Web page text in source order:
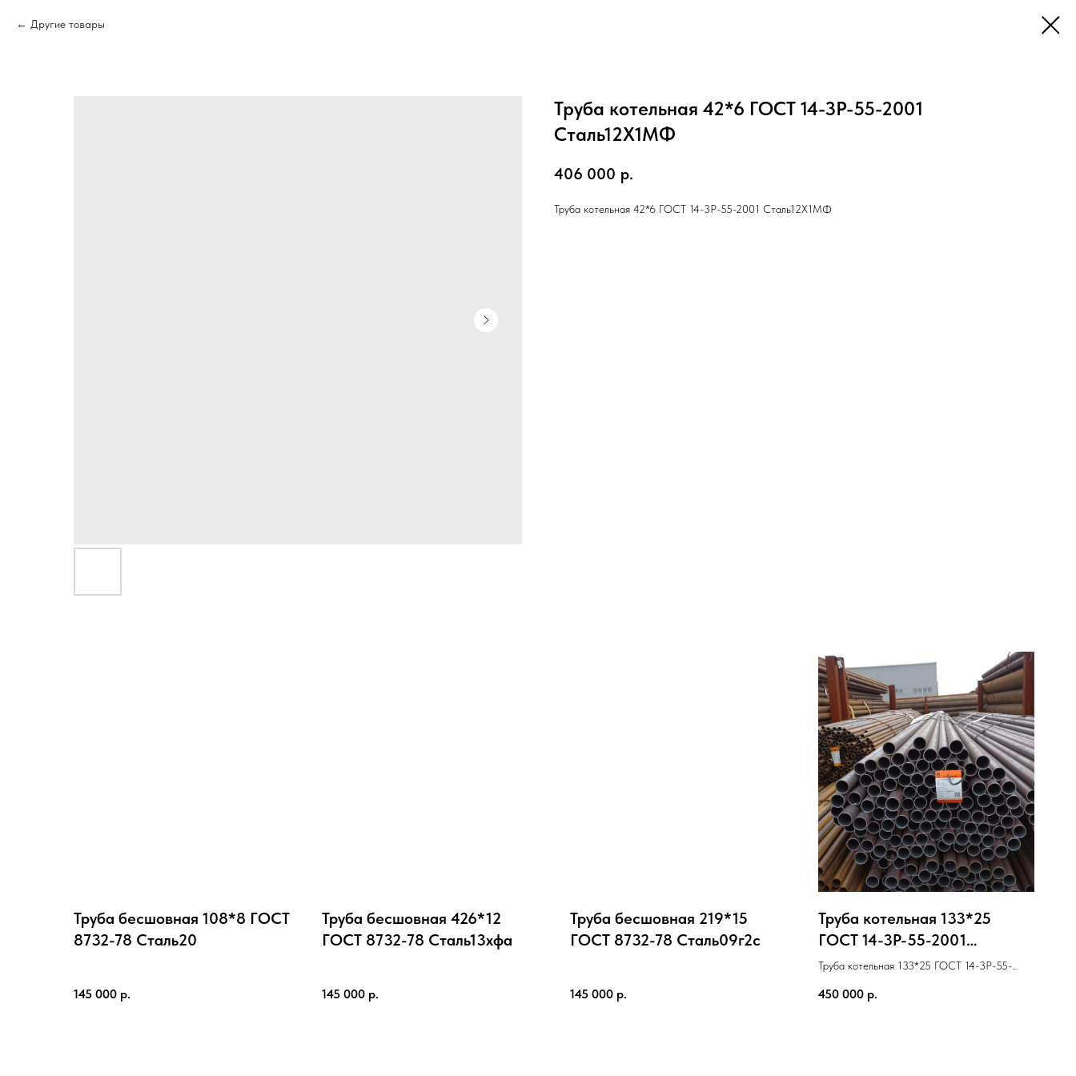
Другие товары
Труба котельная 42*6 ГОСТ 14-3Р-55-2001
Cталь12Х1МФ
406 000 р.
Труба котельная 42*6 ГОСТ 14-3Р-55-2001 Cталь12Х1МФ
Труба бесшовная 108*8 ГОСТ
8732-78 Cталь20
145 000 р.
Труба бесшовная 426*12
ГОСТ 8732-78 Cталь13хфа
145 000 р.
Труба бесшовная 219*15
ГОСТ 8732-78 Cталь09г2с
145 000 р.
Труба котельная 133*25
ГОСТ 14-3Р-55-2001
Cталь12х1мф
Труба котельная 133*25 ГОСТ 14-3Р-55-
450 000 р.